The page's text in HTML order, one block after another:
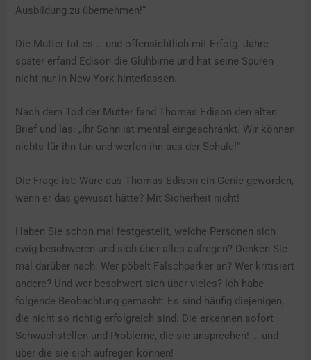
Ausbildung zu übernehmen!“
Die Mutter tat es … und offensichtlich mit Erfolg. Jahre
später erfand Edison die Glühbirne und hat seine Spuren
nicht nur in New York hinterlassen.
Nach dem Tod der Mutter fand Thomas Edison den alten
Brief und las: „Ihr Sohn ist mental eingeschränkt. Wir können
nichts für ihn tun und werfen ihn aus der Schule!“
Die Frage ist: Wäre aus Thomas Edison ein Genie geworden,
wenn er das gewusst hätte? Mit Sicherheit nicht!
Haben Sie schon mal festgestellt, welche Personen sich
ewig beschweren und sich über alles aufregen? Denken Sie
mal darüber nach: Wer pöbelt Falschparker an? Wer kritisiert
andere? Und wer beschwert sich über vieles? Ich habe
folgende Beobachtung gemacht: Es sind häufig diejenigen,
die nicht so richtig erfolgreich sind. Die erkennen sofort
Schwachstellen und Probleme, die sie ansprechen! … und
über die sie sich aufregen können!